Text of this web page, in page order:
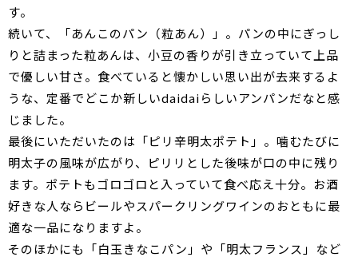
す。
続いて、「あんこのパン（粒あん）」。パンの中にぎっし
りと詰まった粒あんは、小豆の香りが引き立っていて上品
で優しい甘さ。食べていると懐かしい思い出が去来するよ
うな、定番でどこか新しいdaidaiらしいアンパンだなと感
じました。
最後にいただいたのは「ピリ辛明太ポテト」。噛むたびに
明太子の風味が広がり、ピリリとした後味が口の中に残り
ます。ポテトもゴロゴロと入っていて食べ応え十分。お酒
好きな人ならビールやスパークリングワインのおともに最
適な一品になりますよ。
そのほかにも「白玉きなこパン」や「明太フランス」など